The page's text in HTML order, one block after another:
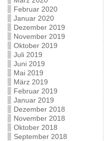
Februar 2020
Januar 2020
Dezember 2019
November 2019
Oktober 2019
Juli 2019
Juni 2019
Mai 2019
März 2019
Februar 2019
Januar 2019
Dezember 2018
November 2018
Oktober 2018
September 2018